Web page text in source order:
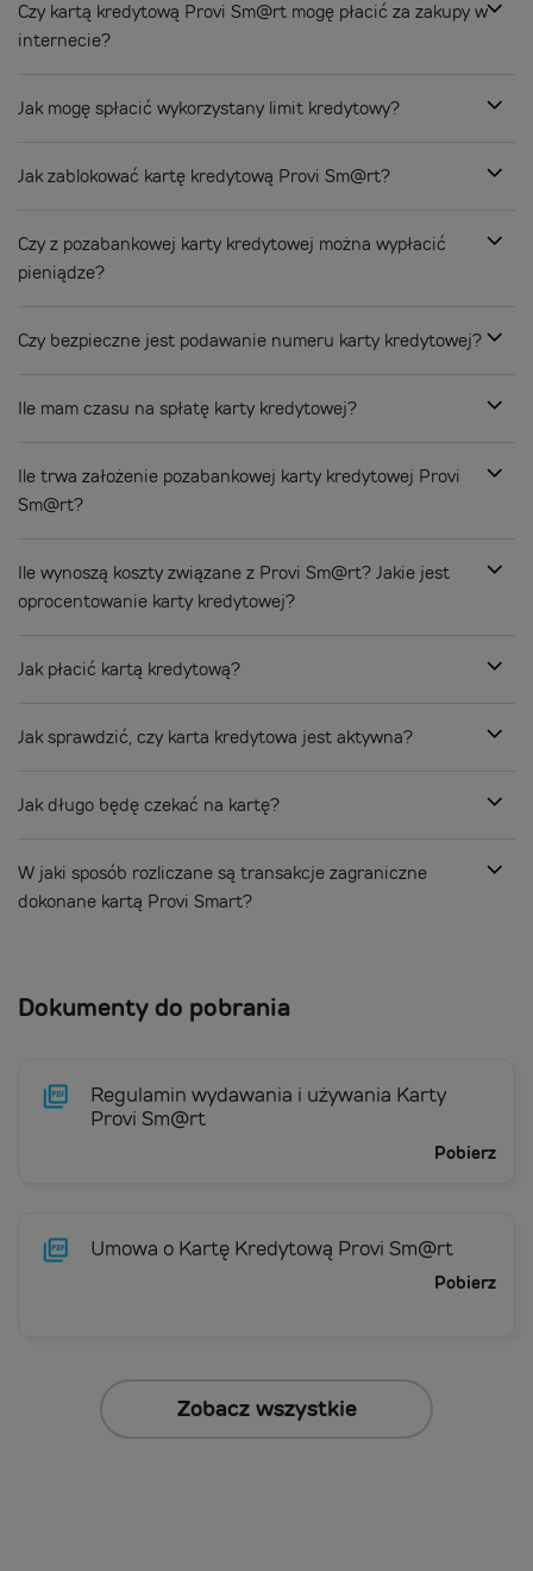
Czy kartą kredytową Provi Sm@rt mogę płacić za zakupy w
internecie?
Jak mogę spłacić wykorzystany limit kredytowy?
Jak zablokować kartę kredytową Provi Sm@rt?
Czy z pozabankowej karty kredytowej można wypłacić
pieniądze?
Czy bezpieczne jest podawanie numeru karty kredytowej?
Ile mam czasu na spłatę karty kredytowej?
Ile trwa założenie pozabankowej karty kredytowej Provi
Sm@rt?
Ile wynoszą koszty związane z Provi Sm@rt? Jakie jest
oprocentowanie karty kredytowej?
Jak płacić kartą kredytową?
Jak sprawdzić, czy karta kredytowa jest aktywna?
Jak długo będę czekać na kartę?
W jaki sposób rozliczane są transakcje zagraniczne
dokonane kartą Provi Smart?
Dokumenty do pobrania
Regulamin wydawania i używania Karty
Provi Sm@rt
Pobierz
Umowa o Kartę Kredytową Provi Sm@rt
Pobierz
Zobacz wszystkie